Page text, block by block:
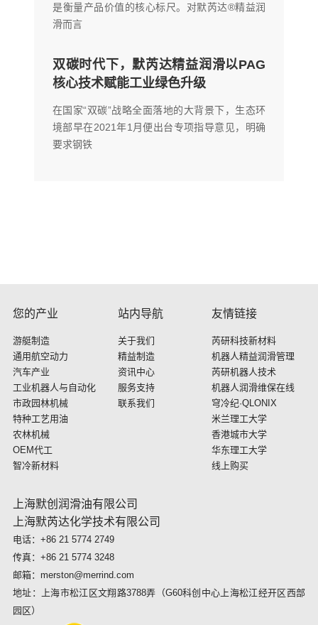
是衡量产品价值的核心标尺。对默芮达®精益润
滑而言
双碳时代下，默芮达精益润滑以PAG
核心技术赋能工业绿色升级
在国家“双碳”战略全面落地的大背景下，生态环
境部早在2021年1月便出台专项指导意见，明确
要求钢铁
您的产业
游艇制造
通用航空动力
汽车产业
工业机器人与自动化
市政园林机械
特种工艺用油
农林机械
OEM代工
智冷新材料
站内导航
关于我们
精益制造
资讯中心
服务支持
联系我们
友情链接
芮研科技新材料
机器人精益润滑管理
芮研机器人技术
机器人润滑维保在线
穹冷纪·QLONIX
米兰理工大学
香港城市大学
华东理工大学
线上购买
上海默创润滑油有限公司
上海默芮达化学技术有限公司
电话：+86 21 5774 2749
传真：+86 21 5774 3248
邮箱：merston@merrind.com
地址：上海市松江区文翔路3788弄（G60科创中心上海松江经开区西部
园区）